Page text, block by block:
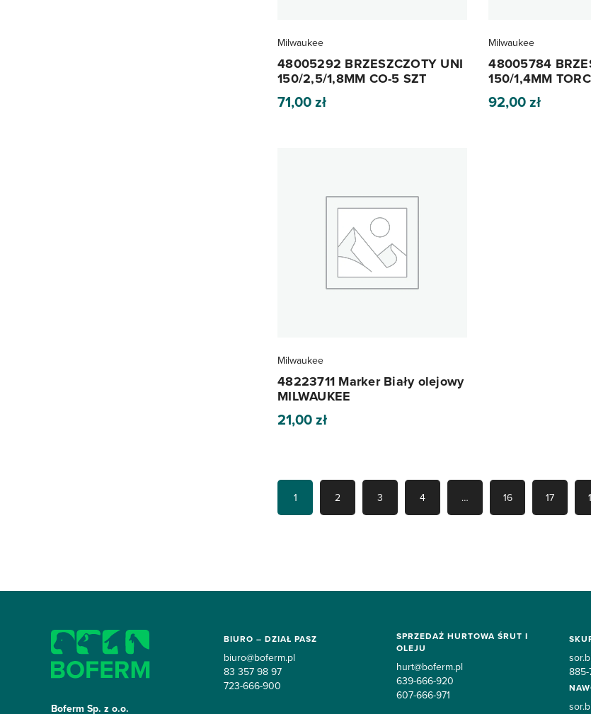
Milwaukee
48005292 BRZESZCZOTY UNI
150/2,5/1,8MM CO-5 SZT
71,00zł
Milwaukee
48005784
150/1,4MM
92,00zł
Milwaukee
48223711 Marker Biały olejowy
MILWAUKEE
21,00zł
1 2 3 4 … 16 17
Boferm Sp. z o.o.
BIURO – DZIAŁ PASZ
biuro@boferm.pl
83 357 98 97
723-666-900
SPRZEDAŻ HURTOWA ŚRUT I
OLEJU
hurt@boferm.pl
639-666-920
607-666-971